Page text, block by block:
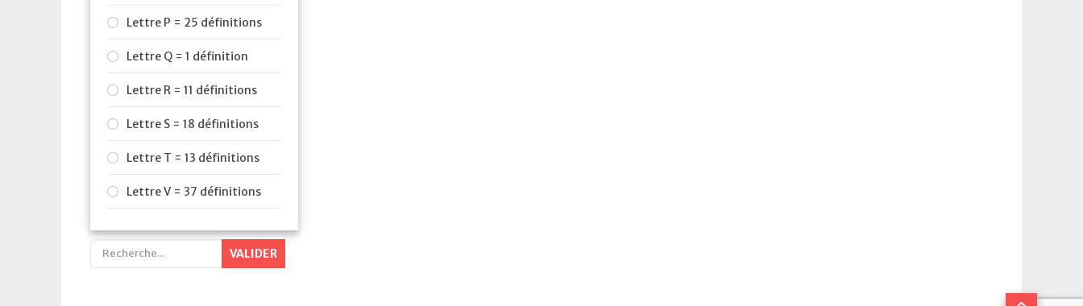
Lettre P = 25 définitions
Lettre Q = 1 définition
Lettre R = 11 définitions
Lettre S = 18 définitions
Lettre T = 13 définitions
Lettre V = 37 définitions
VALIDER